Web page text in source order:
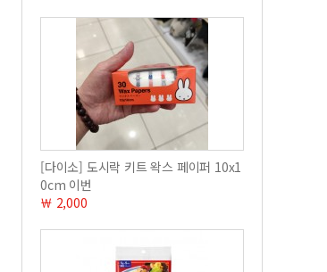
[다이소] 도시락 키트 왁스 페이퍼 10x1
0cm 이번
￦ 2,000